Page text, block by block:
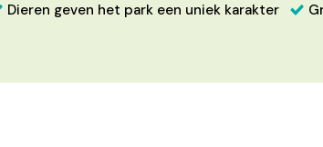
Dieren geven het park een uniek karakter